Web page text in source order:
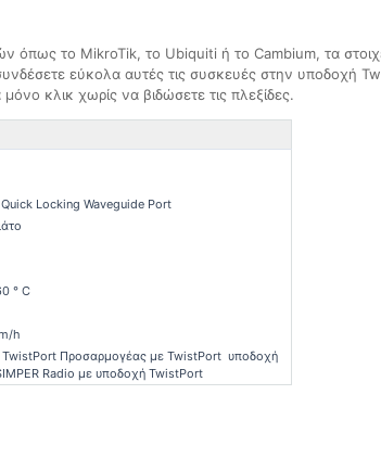
όπως το MikroTik, το Ubiquiti ή το Cambium, τα
εύκολα αυτές τις συσκευές στην υποδοχή
κλικ χωρίς να βιδώσετε τις πλεξίδες.
Locking Waveguide Port
° C
h
TwistPort Προσαρμογέας με TwistPort υποδοχή
Radio με υποδοχή TwistPort